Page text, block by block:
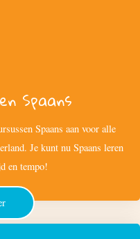
Spaans
Spaans aan voor alle
Je kunt nu Spaans leren
en tempo!